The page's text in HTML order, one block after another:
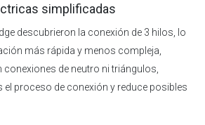
simplificadas
descubrieron la conexión de 3 hilos, lo
más rápida y menos compleja,
conexiones de neutro ni triángulos,
proceso de conexión y reduce posibles